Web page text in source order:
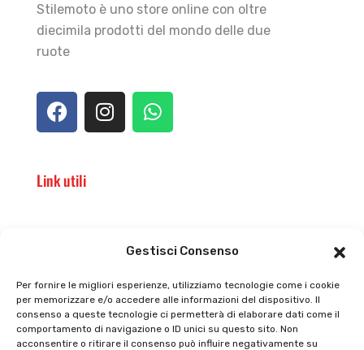
Gestisci Consenso
Per fornire le migliori esperienze, utilizziamo tecnologie come i cookie
per memorizzare e/o accedere alle informazioni del dispositivo. Il
consenso a queste tecnologie ci permetterà di elaborare dati come il
comportamento di navigazione o ID unici su questo sito. Non
acconsentire o ritirare il consenso può influire negativamente su
Stilemoto è uno store online con oltre
diecimila prodotti del mondo delle due
ruote
Link utili
Privacy policy
Cookie policy
Tutti prodotti
Termini e condizioni